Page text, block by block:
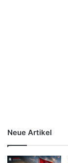
Neue Artikel